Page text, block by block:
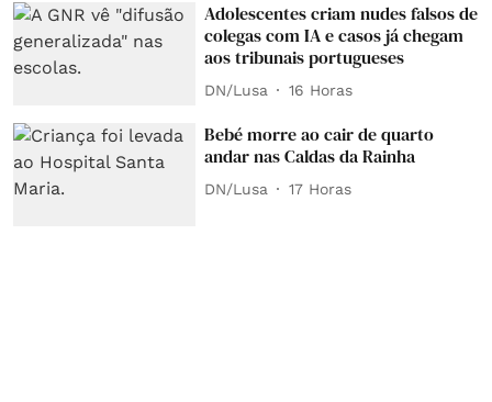
Adolescentes criam nudes falsos de
colegas com IA e casos já chegam
aos tribunais portugueses
DN/Lusa 16 Horas
Bebé morre ao cair de quarto
andar nas Caldas da Rainha
DN/Lusa 17 Horas